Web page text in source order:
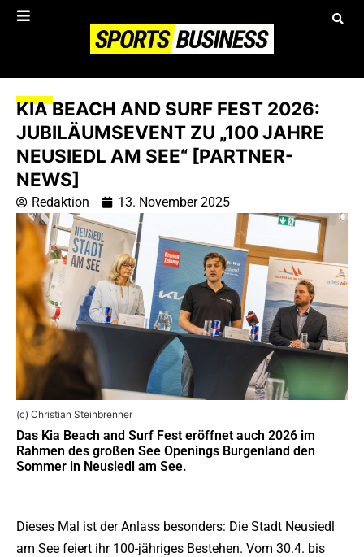
KIA BEACH AND SURF FEST 2026:
JUBILÄUMSEVENT ZU „100 JAHRE
NEUSIEDL AM SEE“ [PARTNER-
NEWS]
Redaktion 13. November 2025
(c) Christian Steinbrenner
Das Kia Beach and Surf Fest eröffnet auch 2026 im
Rahmen des großen See Openings Burgenland den
Sommer in Neusiedl am See.
Dieses Mal ist der Anlass besonders: Die Stadt Neusiedl
am See feiert ihr 100-jähriges Bestehen. Vom 30.4. bis